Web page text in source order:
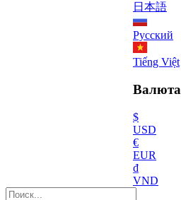
日本語
Русский
Tiếng Việt
Валюта
$
USD
€
EUR
₫
VND